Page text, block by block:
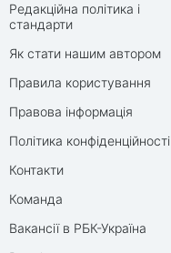
Редакційна політика і
стандарти
Як стати нашим автором
Правила користування
Правова інформація
Політика конфіденційності
Контакти
Команда
Вакансії в РБК-Україна